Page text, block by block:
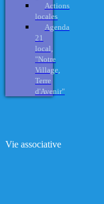
Actions
locales
Agenda
21
local,
"Notre
Village,
Terre
d'Avenir"
Vie associative